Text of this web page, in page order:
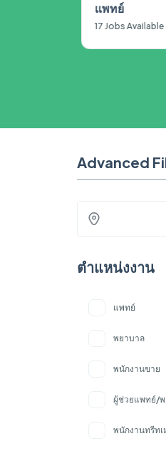
แพทย์
17 Jobs Available
Advanced
ตำแหน่งงาน
แพทย์
พยาบาล
พนักงานขาย
ผู้ช่วยแพทย์/
พนักงานทรีท